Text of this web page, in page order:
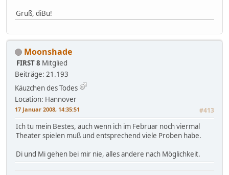
Gruß, diBu!
Moonshade
FIRST 8 Mitglied
Beiträge: 21.193
Käuzchen des Todes
Location: Hannover
17 Januar 2008, 14:35:51 #413
Ich tu mein Bestes, auch wenn ich im Februar noch viermal
Theater spielen muß und entsprechend viele Proben habe.
Di und Mi gehen bei mir nie, alles andere nach Möglichkeit.